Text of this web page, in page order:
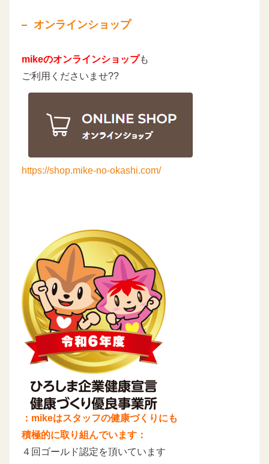
オンラインショップ
mikeのオンラインショップも
ご利用くださいませ??
https://shop.mike-no-okashi.com/
：mikeはスタッフの健康づくりにも
積極的に取り組んでいます：
４回ゴールド認定を頂いています